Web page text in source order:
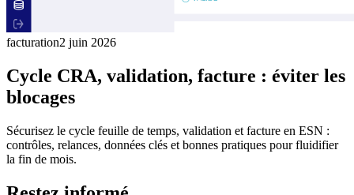
facturation2 juin 2026
Cycle CRA, validation, facture : éviter les
blocages
Sécurisez le cycle feuille de temps, validation et facture en ESN :
contrôles, relances, données clés et bonnes pratiques pour fluidifier
la fin de mois.